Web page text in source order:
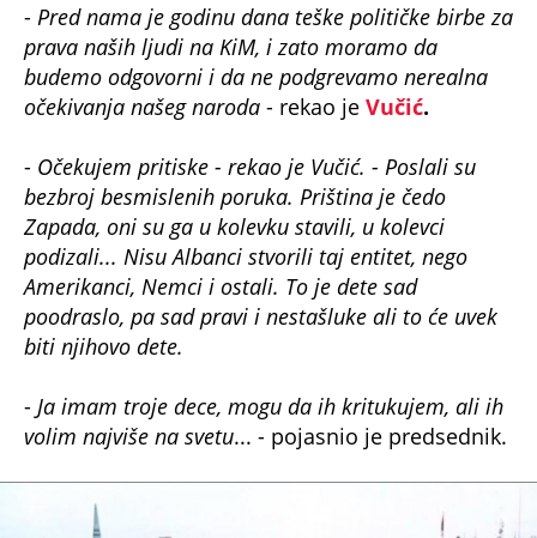
- Pred nama je godinu dana teške političke birbe za
prava naših ljudi na KiM, i zato moramo da
budemo odgovorni i da ne podgrevamo nerealna
očekivanja našeg naroda - rekao je Vučić.
- Očekujem pritiske - rekao je Vučić. - Poslali su
bezbroj besmislenih poruka. Priština je čedo
Zapada, oni su ga u kolevku stavili, u kolevci
podizali... Nisu Albanci stvorili taj entitet, nego
Amerikanci, Nemci i ostali. To je dete sad
poodraslo, pa sad pravi i nestašluke ali to će uvek
biti njihovo dete.
- Ja imam troje dece, mogu da ih kritukujem, ali ih
volim najviše na svetu... - pojasnio je predsednik.